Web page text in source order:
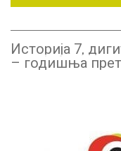
Историја 7,
– годишња